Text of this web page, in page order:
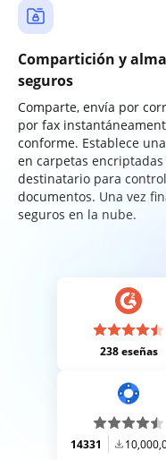
Compartición y
seguros
Comparte, envía por
por fax
conforme. Establece
en carpetas
destinatario para
documentos. Una vez
seguros en la nube.
238 eseñas
14331